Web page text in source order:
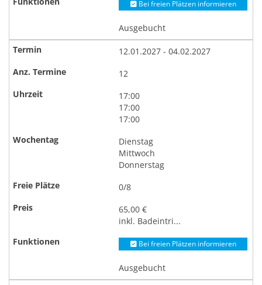
Bei freien Plätzen informieren
Ausgebucht
12.01.2027 - 04.02.2027
12
17:00
17:00
17:00
Dienstag
Mittwoch
Donnerstag
0/8
65,00 €
inkl. Badeintri...
Bei freien Plätzen informieren
Ausgebucht